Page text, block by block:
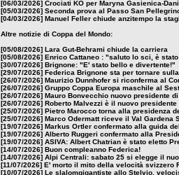
[06/03/2026] Crociati KO per Maryna Gasienica-
[05/03/2026] Seconda prova al Passo San
[04/03/2026] Manuel Feller chiude anzitempo la
Altre notizie di Coppa del Mondo:
[05/08/2026] Lara Gut-Behrami chiude la carriera
[05/08/2026] Enrico Cattaneo : "saluto lo sci, è
[30/07/2026] Brignone: "E' stato bello e divertente!"
[29/07/2026] Federica Brignone sta per tornare
[26/07/2026] Maurizio Dunnhofer si riconferma al
[26/07/2026] Gruppo Coppa Europa maschile al
[26/07/2026] Mauro Bonvecchio nuovo presidente di
[26/07/2026] Roberto Malvezzi è il nuovo
[25/07/2026] Pietro Marocco torna alla presidenza
[25/07/2026] Marco Odermatt riceve il Val Gardena
[19/07/2026] Markus Ortler confermato alla guida
[19/07/2026] Alberto Ruggeri confermato alla
[19/07/2026] ASIVA: Albert Chatrian è stato eletto
[14/07/2026] Buon compleanno Federica!
[14/07/2026] Alpi Centrali: sabato 25 si elegge il
[11/07/2026] E' morto il mito della velocità svizzero
[10/07/2026] Le slalomgigantiste allo Stelvio,